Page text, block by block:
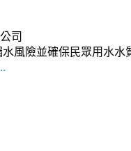
司
風險並確保民眾用水